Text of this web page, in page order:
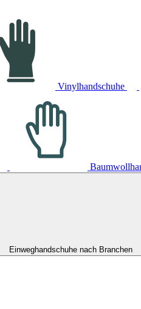
Vinylhandschuhe
Einweghandschuhe nach Branchen